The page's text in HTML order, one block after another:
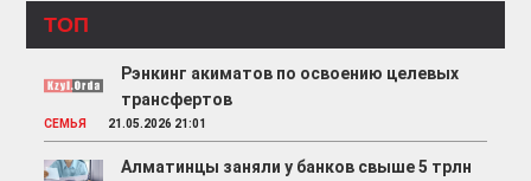
ТОП
Рэнкинг акиматов по освоению целевых
трансфертов
СЕМЬЯ 21.05.2026 21:01
Алматинцы заняли у банков свыше 5 трлн